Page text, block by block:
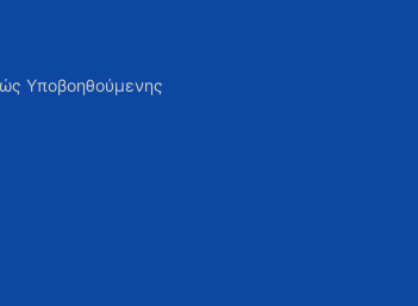
Υποβοηθούμενης